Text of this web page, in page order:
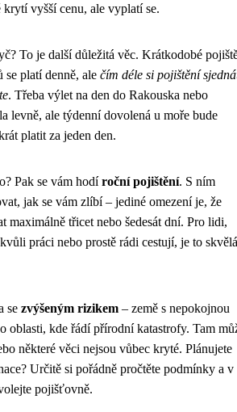
krytí vyšší cenu, ale vyplatí se.
To je další důležitá věc. Krátkodobé
se platí denně, ale čím déle si pojištění
. Třeba výlet na den do Rakouska nebo
levně, ale týdenní dovolená u moře bude
platit za jeden den.
Pak se vám hodíroční pojištění. S ním
jak se vám zlíbí – jediné omezení je, že
maximálně třicet nebo šedesát dní. Pro lidi,
práci nebo prostě rádi cestují, je to skvělá
se zvýšeným rizikem – země s nepokojnou
oblasti, kde řádí přírodní katastrofy. Tam
některé věci nejsou vůbec kryté. Plánujete
Určitě si pořádně pročtěte podmínky a v
pojišťovně.